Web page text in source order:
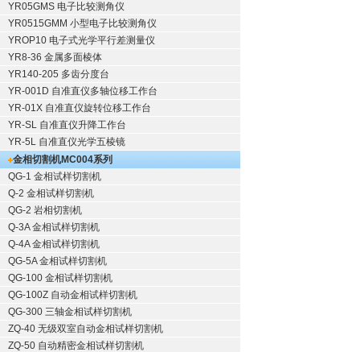
YR05GMS 电子比较测角仪
YR0515GMM 小型电子比较测角仪
YROP10 电子式光学平行差测量仪
YR8-36 金属多面棱体
YR140-205 多齿分度台
YR-001D 自准直仪多轴位移工作台
YR-01X 自准直仪旋转位移工作台
YR-SL 自准直仪升降工作台
YR-5L 自准直仪光学五棱镜
金相切割机MC004系列
QG-1 金相试样切割机
Q-2 金相试样切割机
QG-2 岩相切割机
Q-3A 金相试样切割机
Q-4A 金相试样切割机
QG-5A 金相试样切割机
QG-100 金相试样切割机
QG-100Z 自动金相试样切割机
QG-300 三轴金相试样切割机
ZQ-40 无级双室自动金相试样切割机
ZQ-50 自动精密金相试样切割机